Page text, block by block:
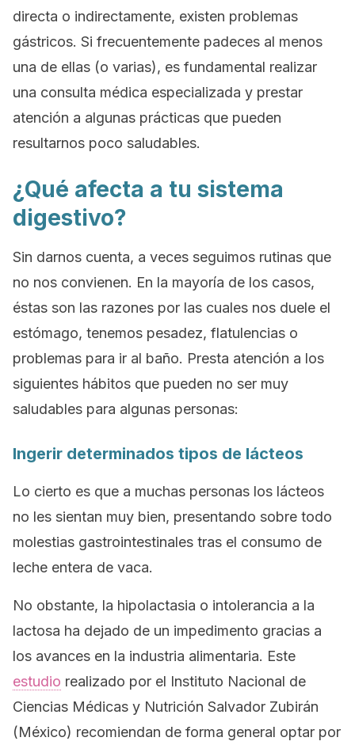
directa o indirectamente, existen problemas
gástricos. Si frecuentemente padeces al menos
una de ellas (o varias), es fundamental realizar
una consulta médica especializada y prestar
atención a algunas prácticas que pueden
resultarnos poco saludables.
¿Qué afecta a tu sistema
digestivo?
Sin darnos cuenta, a veces seguimos rutinas que
no nos convienen. En la mayoría de los casos,
éstas son las razones por las cuales nos duele el
estómago, tenemos pesadez, flatulencias o
problemas para ir al baño. Presta atención a los
siguientes hábitos que pueden no ser muy
saludables para algunas personas:
Ingerir determinados tipos de lácteos
Lo cierto es que a muchas personas los lácteos
no les sientan muy bien, presentando sobre todo
molestias gastrointestinales tras el consumo de
leche entera de vaca.
No obstante, la hipolactasia o intolerancia a la
lactosa ha dejado de un impedimento gracias a
los avances en la industria alimentaria. Este
estudio realizado por el Instituto Nacional de
Ciencias Médicas y Nutrición Salvador Zubirán
(México) recomiendan de forma general optar por